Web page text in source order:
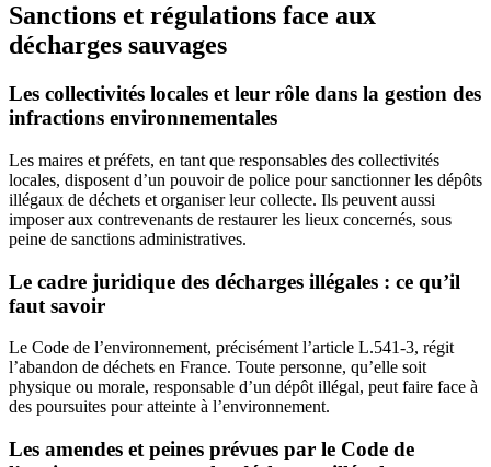
Sanctions et régulations face aux
décharges sauvages
Les collectivités locales et leur rôle dans la gestion des
infractions environnementales
Les maires et préfets, en tant que responsables des collectivités
locales, disposent d’un pouvoir de police pour sanctionner les dépôts
illégaux de déchets et organiser leur collecte. Ils peuvent aussi
imposer aux contrevenants de restaurer les lieux concernés, sous
peine de sanctions administratives.
Le cadre juridique des décharges illégales : ce qu’il
faut savoir
Le Code de l’environnement, précisément l’article L.541-3, régit
l’abandon de déchets en France. Toute personne, qu’elle soit
physique ou morale, responsable d’un dépôt illégal, peut faire face à
des poursuites pour atteinte à l’environnement.
Les amendes et peines prévues par le Code de